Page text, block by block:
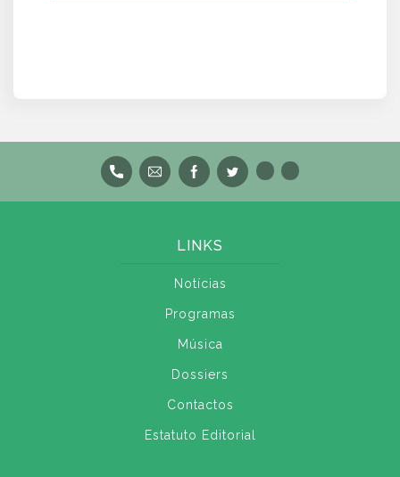
LINKS
Notícias
Programas
Música
Dossiers
Contactos
Estatuto Editorial